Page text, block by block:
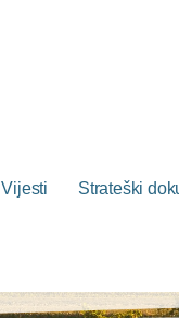
Vijesti Strateški